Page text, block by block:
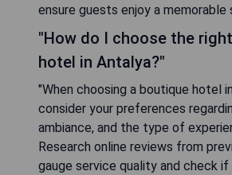
ensure guests enjoy a memorable
"How do I choose the
hotel in Antalya?"
"When choosing a boutique hotel
consider your preferences
ambiance, and the type of
Research online reviews from
gauge service quality and check if